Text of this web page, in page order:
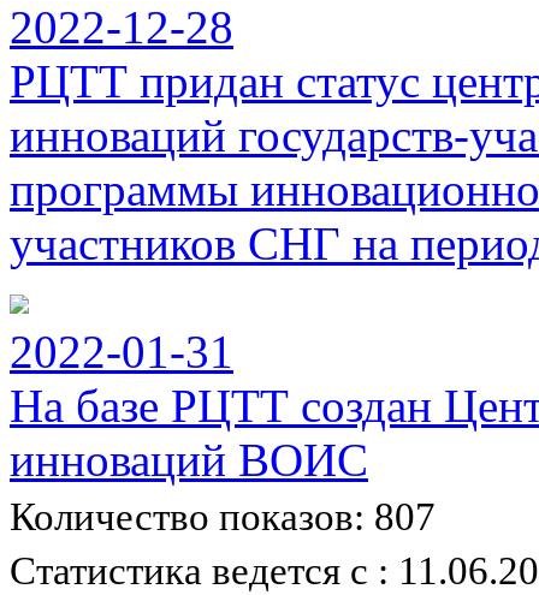
2022-12-28
РЦТТ придан статус
инноваций государств-
программы
участников СНГ на
2022-01-31
На базе РЦТТ создан
инноваций ВОИС
Количество показов: 807
Статистика ведется с :